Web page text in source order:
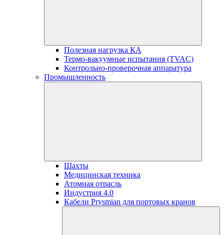
Полезная нагрузка КА
Термо-вакуумные испытания (TVAC)
Контрольно-проверочная аппаратура
Промышленность
Шахты
Медицинская техника
Атомная отрасль
Индустрия 4.0
Кабели Prysmian для портовых кранов